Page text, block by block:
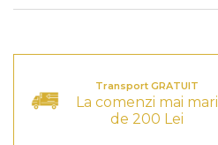
Transport GRATUIT
La comenzi mai mari
de 200 Lei